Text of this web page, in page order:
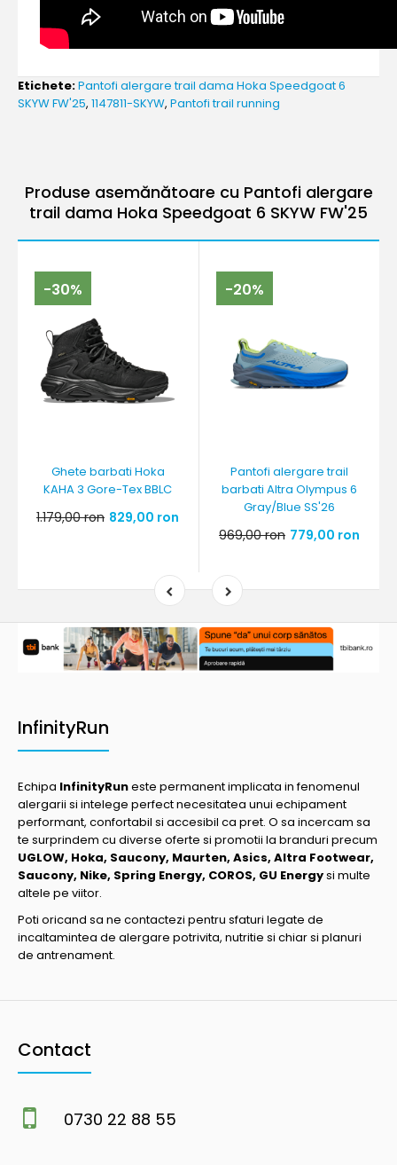
Etichete:Pantofi alergare trail dama Hoka Speedgoat 6
SKYW FW'25, 1147811-SKYW, Pantofi trail running
Produse asemănătoare cu Pantofi alergare
trail dama Hoka Speedgoat 6 SKYW FW'25
-30%
Ghete barbati Hoka
KAHA 3 Gore-Tex BBLC
1.179,00 ron 829,00 ron
-20%
Pantofi alergare trail
barbati Altra Olympus 6
Gray/Blue SS'26
969,00 ron 779,00 ron
InfinityRun
Echipa InfinityRuneste permanent implicata in fenomenul
alergarii si intelege perfect necesitatea unui echipament
performant, confortabil si accesibil ca pret. O sa incercam sa
te surprindem cu diverse oferte si promotii la branduri precum
UGLOW, Hoka, Saucony, Maurten, Asics, Altra Footwear,
Saucony, Nike, Spring Energy, COROS, GU Energysi multe
altele pe viitor.
Poti oricand sa ne contactezi pentru sfaturi legate de
incaltamintea de alergare potrivita, nutritie si chiar si planuri
de antrenament.
Contact
0730 22 88 55